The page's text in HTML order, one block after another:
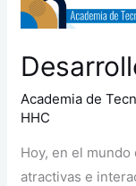
Academia de
HHC
Hoy, en el
atractivas e